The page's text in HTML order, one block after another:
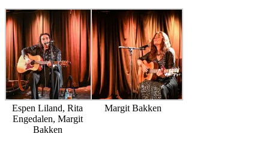
Espen Liland, Rita
Engedalen, Margit
Bakken
Margit Bakken